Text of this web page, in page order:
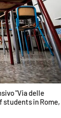
"Via delle
students in Rome,